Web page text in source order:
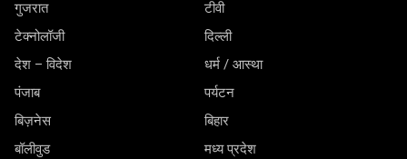
गुजरात
टीवी
टेक्नोलॉजी
दिल्ली
देश – विदेश
धर्म / आस्था
पंजाब
पर्यटन
बिज़नेस
बिहार
बॉलीवुड
मध्य प्रदेश